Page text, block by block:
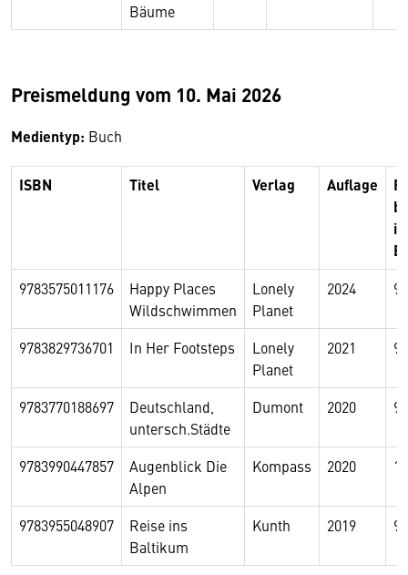
Bäume
Preismeldung vom 10. Mai 2026
Medientyp: Buch
ISBN Titel Verlag Auflage
in
9783575011176
Happy Places
Wildschwimmen
Lonely
Planet
2024
9783829736701 In Her Footsteps
Lonely
Planet
2021
9783770188697
Deutschland,
untersch.Städte
Dumont 2020
9783990447857
Augenblick Die
Alpen
Kompass 2020
9783955048907
Reise ins
Baltikum
Kunth 2019